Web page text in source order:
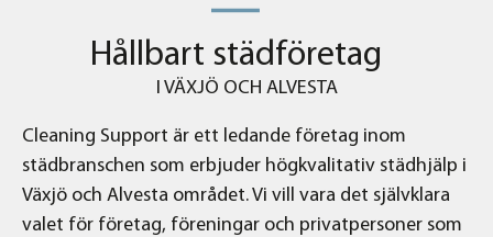
Hållbart städföretag
I VÄXJÖ OCH ALVESTA
Cleaning Support är ett ledande företag inom
städbranschen som erbjuder högkvalitativ städhjälp i
Växjö och Alvesta området. Vi vill vara det självklara
valet för företag, föreningar och privatpersoner som